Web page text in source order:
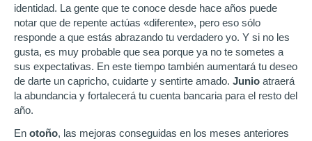
identidad. La gente que te conoce desde hace años puede
notar que de repente actúas «diferente», pero eso sólo
responde a que estás abrazando tu verdadero yo. Y si no les
gusta, es muy probable que sea porque ya no te sometes a
sus expectativas. En este tiempo también aumentará tu deseo
de darte un capricho, cuidarte y sentirte amado. Junio atraerá
la abundancia y fortalecerá tu cuenta bancaria para el resto del
año.
En otoño, las mejoras conseguidas en los meses anteriores